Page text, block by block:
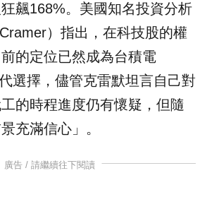
飆168%。美國知名投資分析
）指出，在科技股的權
的定位已然成為台積電
選擇，儘管克雷默坦言自己對
的時程進度仍有懷疑，但隨
充滿信心」。
廣告 / 請繼續往下閱讀